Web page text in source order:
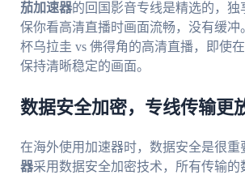
茄加速器的回国影音专线是精选的，独
保你看高清直播时画面流畅，没有缓冲
杯乌拉圭 vs 佛得角的高清直播，即使
保持清晰稳定的画面。
数据安全加密，专线传输更
在海外使用加速器时，数据安全是很重
器采用数据安全加密技术，所有传输的